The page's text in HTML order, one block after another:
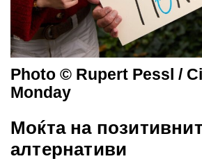
Photo © Rupert Pessl /
Monday
Моќта на
алтернативи